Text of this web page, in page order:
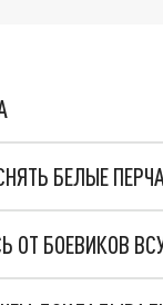
БЕЛЫЕ
ОТ БОЕВИКОВ